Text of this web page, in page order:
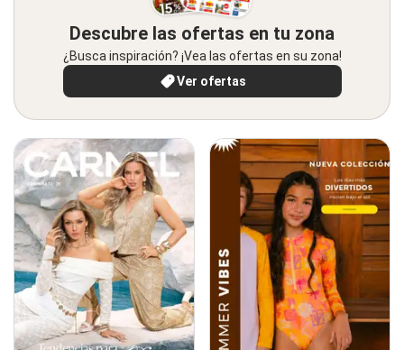
Descubre las ofertas en tu zona
¿Busca inspiración? ¡Vea las ofertas en su zona!
Ver ofertas